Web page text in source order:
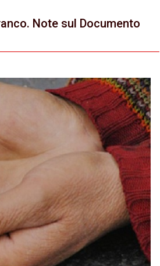
Note sul Documento